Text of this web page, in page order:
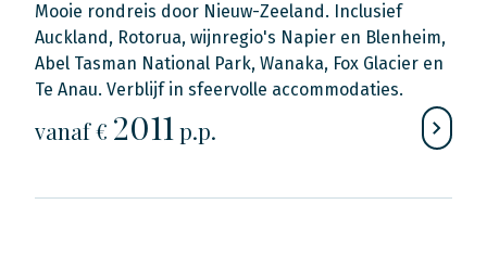
Mooie rondreis door Nieuw-Zeeland. Inclusief
Auckland, Rotorua, wijnregio's Napier en Blenheim,
Abel Tasman National Park, Wanaka, Fox Glacier en
Te Anau. Verblijf in sfeervolle accommodaties.
vanaf € 2011p.p.